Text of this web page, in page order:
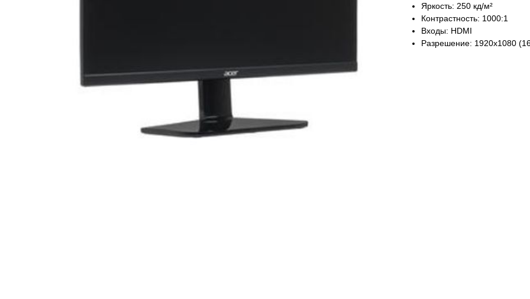
Яркость: 250 кд/м²
Контрастность: 1000:1
Входы: HDMI
Разрешение: 1920x1080